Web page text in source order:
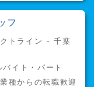
フ
トライン - 千葉
イト・パート
種からの転職歓迎